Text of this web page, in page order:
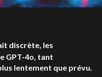
discrète, les
GPT-4o, tant
lentement que prévu.